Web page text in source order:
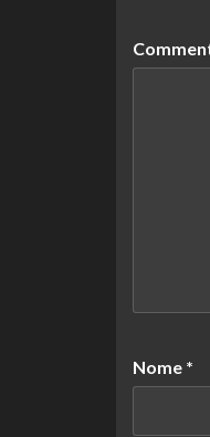
Nome *